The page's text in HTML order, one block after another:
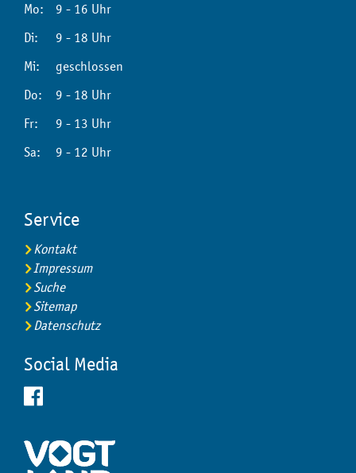
Mo:
9 - 16 Uhr
Di:
9 - 18 Uhr
Mi:
geschlossen
Do:
9 - 18 Uhr
Fr:
9 - 13 Uhr
Sa:
9 - 12 Uhr
Service
Kontakt
Impressum
Suche
Sitemap
Datenschutz
Social Media